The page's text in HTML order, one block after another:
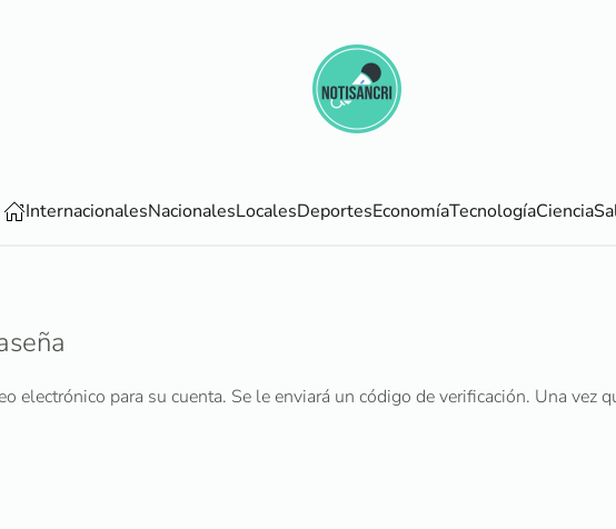
InternacionalesNacionalesLocalesDeportesEconomíaTecnologíaCiencia
electrónico para su cuenta. Se le enviará un código de verificación. Una vez